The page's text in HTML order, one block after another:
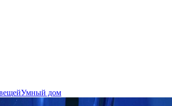
Умный дом